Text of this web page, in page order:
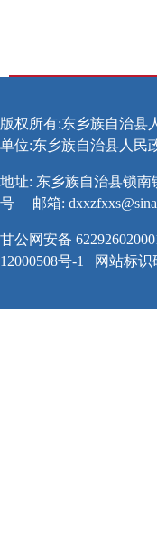
版权所有:东乡族自治县
单位:东乡族自治县人民
地址: 东乡族自治县锁南
号
邮箱:
甘公网安备
12000508号-1
网站标识